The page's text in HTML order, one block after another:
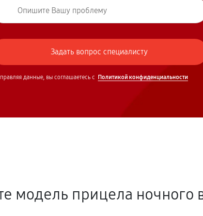
данные, вы соглашаетесь с Политикой конфиденциальности
модель прицела ночного